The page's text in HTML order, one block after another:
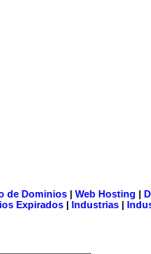
de Dominios| Web Hosting |
Expirados | Industrias |